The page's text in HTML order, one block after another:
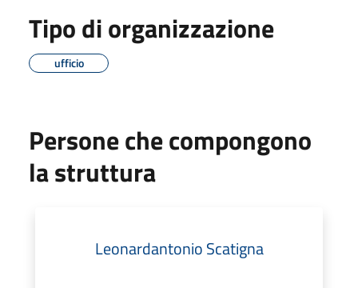
Tipo di organizzazione
ufficio
Persone che compongono
la struttura
Leonardantonio Scatigna